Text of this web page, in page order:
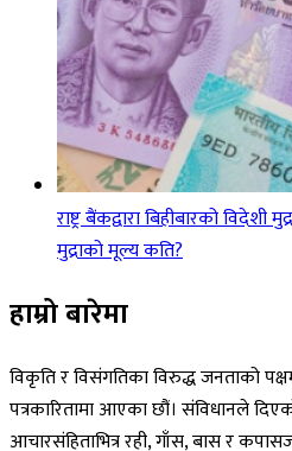
राष्ट्र बैंकद्वारा बिहीबारको
मुद्राको मूल्य कति?
हाम्रो बारेमा
विकृति र विसंगतिका विरुद्ध जनताको
पत्रकारितामा आएका छौं। संविधानले
आचारसंहिताभित्र रही, गाँस, बास र